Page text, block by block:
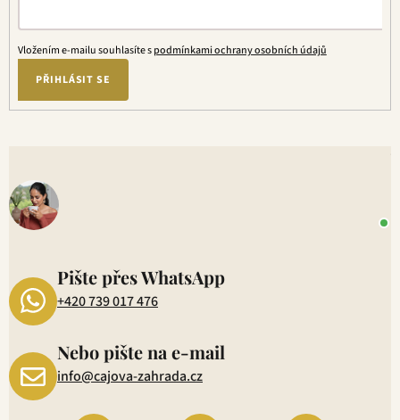
Vložením e-mailu souhlasíte spodmínkami ochrany osobních údajů
PŘIHLÁSIT SE
Pište přes WhatsApp
+420 739 017 476
Nebo pište na e-mail
info@cajova-zahrada.cz